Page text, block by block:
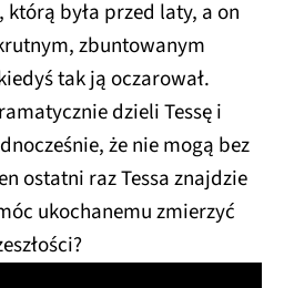
którą była przed laty, a on
zbuntowanym
tak ją oczarował.
dzieli Tessę i
że nie mogą bez
ostatni raz Tessa znajdzie
ukochanemu zmierzyć